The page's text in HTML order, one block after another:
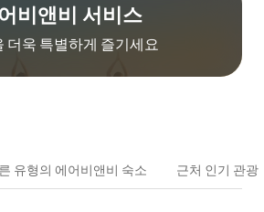
비앤비 서비스
더욱 특별하게 즐기세요
유형의 에어비앤비 숙소 근처 인기 관광